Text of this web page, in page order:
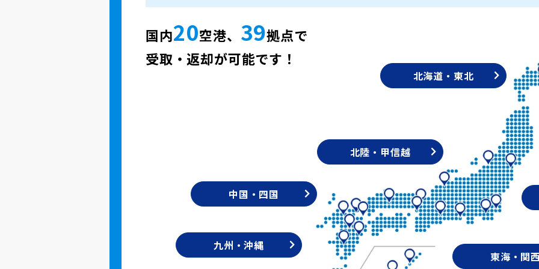
国内20空港、 39拠点で
受取・返却が可能です！
北海道・東北
北陸・甲信越
東海・関
中国・四国
九州・沖縄